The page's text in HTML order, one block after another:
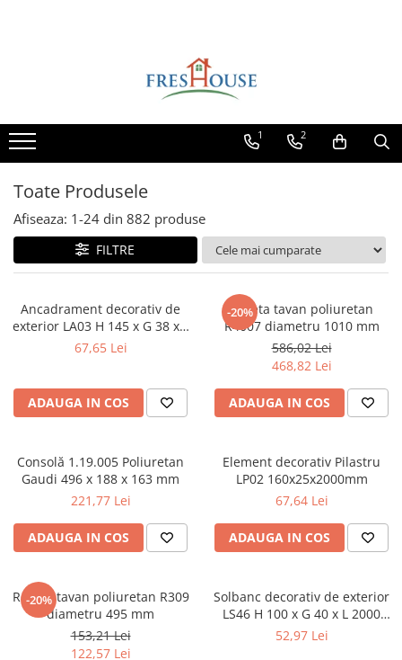
Profile decorative de exterior
Ancadramente Fereastra
Solbancuri Fereastra
Cornișe de exterior
Console de exterior
Pilaștri de exterior
Coloane de exterior
FUGA
Profile decorative de interior
Cornișe din poliuretan
Plinte din poliuretan
Plinte HARDEC
Brâuri decorative de interior din
poliuretan
Brâuri HARDEC
1 2
Toate Produsele
Afiseaza: 1-24 din 882 produse
FILTRE
Ancadrament decorativ de
exterior LA03 H 145 x G 38 x L
2000 mm
67,65 Lei
ADAUGA IN COS
-20%
Rozeta tavan poliuretan
R4007 diametru 1010 mm
586,02 Lei
468,82 Lei
ADAUGA IN COS
Consolă 1.19.005 Poliuretan
Gaudi 496 x 188 x 163 mm
221,77 Lei
ADAUGA IN COS
Element decorativ Pilastru
LP02 160x25x2000mm
67,64 Lei
ADAUGA IN COS
-20%
Rozeta tavan poliuretan R309
diametru 495 mm
153,21 Lei
122,57 Lei
Solbanc decorativ de exterior
LS46 H 100 x G 40 x L 2000
mm
52,97 Lei